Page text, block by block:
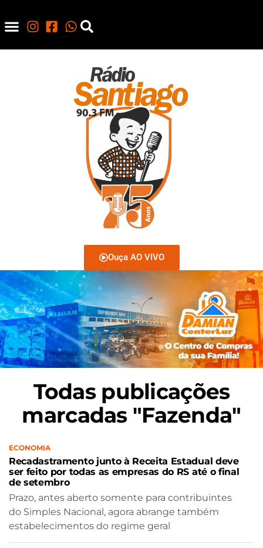
Ouça AO VIVO
Todas publicações
marcadas "Fazenda"
ECONOMIA
Recadastramento junto à Receita Estadual deve
ser feito por todas as empresas do RS até o final
de setembro
Prazo, antes aberto somente para contribuintes
do Simples Nacional, agora abrange também
estabelecimentos do regime geral